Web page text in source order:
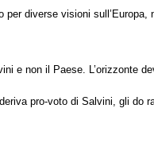
diverse visioni sull’Europa,
e non il Paese. L’orizzonte
pro-voto di Salvini, gli do